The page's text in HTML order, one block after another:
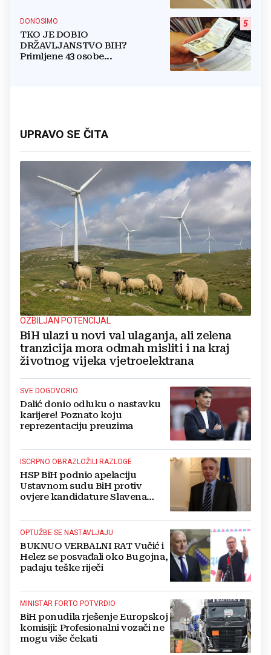
5
DONOSIMO
TKO JE DOBIO
DRŽAVLJANSTVO BIH?
Primljene 43 osobe...
UPRAVO SE ČITA
OZBILJAN POTENCIJAL
BiH ulazi u novi val ulaganja, ali zelena
tranzicija mora odmah misliti i na kraj
životnog vijeka vjetroelektrana
SVE DOGOVORIO
Dalić donio odluku o nastavku
karijere! Poznato koju
reprezentaciju preuzima
ISCRPNO OBRAZLOŽILI RAZLOGE
HSP BiH podnio apelaciju
Ustavnom sudu BiH protiv
ovjere kandidature Slavena
OPTUŽBE SE NASTAVLJAJU
BUKNUO VERBALNI RAT Vučić i
Helez se posvađali oko Bugojna,
padaju teške riječi
MINISTAR FORTO POTVRDIO
BiH ponudila rješenje Europskoj
komisiji: Profesionalni vozači ne
mogu više čekati